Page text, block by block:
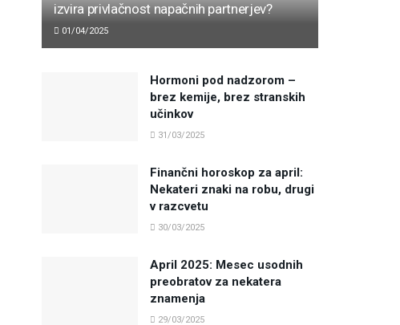
izvira privlačnost napačnih partnerjev?
01/04/2025
Hormoni pod nadzorom –
brez kemije, brez stranskih
učinkov
31/03/2025
Finančni horoskop za april:
Nekateri znaki na robu, drugi
v razcvetu
30/03/2025
April 2025: Mesec usodnih
preobratov za nekatera
znamenja
29/03/2025